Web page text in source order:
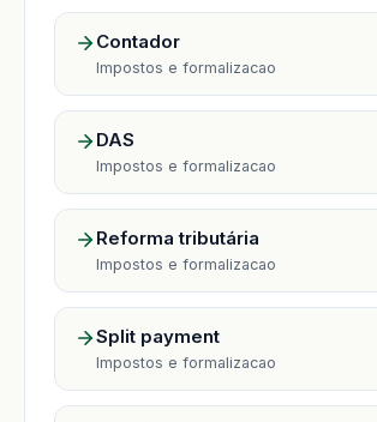
Contador
Impostos e formalizacao
DAS
Impostos e formalizacao
Reforma tributária
Impostos e formalizacao
Split payment
Impostos e formalizacao